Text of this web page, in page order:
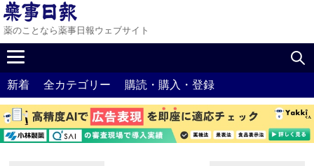
薬のことなら薬事日報ウェブサイト
新着 全カテゴリー 購読・購入・登録